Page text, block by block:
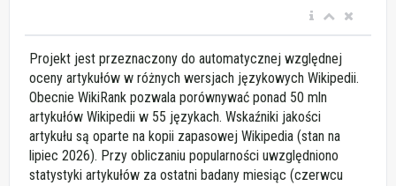
Projekt jest przeznaczony do automatycznej względnej
oceny artykułów w różnych wersjach językowych Wikipedii.
Obecnie WikiRank pozwala porównywać ponad 50 mln
artykułów Wikipedii w 55 językach. Wskaźniki jakości
artykułu są oparte na kopii zapasowej Wikipedia (stan na
lipiec 2026). Przy obliczaniu popularności uwzględniono
statystyki artykułów za ostatni badany miesiąc (czerwcu